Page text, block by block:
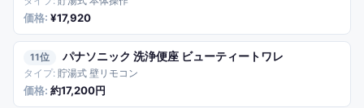
¥17,920
11 パナソニック 洗浄便座 ビューティートワレ
貯湯式 壁リモコン
約17,200円